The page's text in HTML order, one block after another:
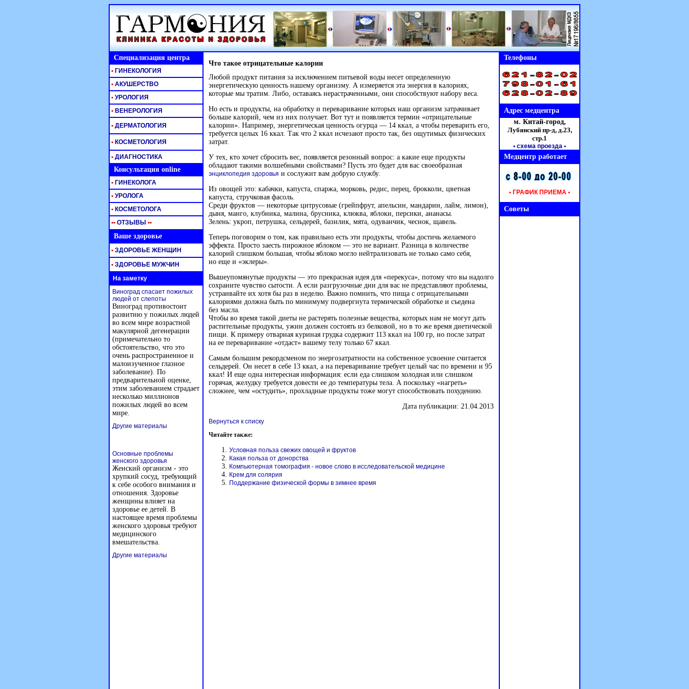
Специализация центра Что такое отрицательные калории
Любой продукт питания за исключением питьевой воды несет определенную
энергетическую ценность нашему организму. А измеряется эта энергия в калориях,
которые мы тратим. Либо, оставаясь нерастраченными, они способствуют набору веса.
Но есть и продукты, на обработку и переваривание которых наш организм затрачивает
больше калорий, чем из них получает. Вот тут и появляется термин «отрицательные
калории». Например, энергетическая ценность огурца — 14 ккал, а чтобы переварить его,
требуется целых 16 ккал. Так что 2 ккал исчезают просто так, без ощутимых физических
затрат.
У тех, кто хочет сбросить вес, появляется резонный вопрос: а какие еще продукты
обладают такими волшебными свойствами? Пусть это будет для вас своеобразная
энциклопедия здоровья и сослужит вам добрую службу.
Из овощей это: кабачки, капуста, спаржа, морковь, редис, перец, брокколи, цветная
капуста, стручковая фасоль.
Среди фруктов — некоторые цитрусовые (грейпфрут, апельсин, мандарин, лайм, лимон),
дыня, манго, клубника, малина, брусника, клюква, яблоки, персики, ананасы.
Зелень: укроп, петрушка, сельдерей, базилик, мята, одуванчик, чеснок, щавель.
Теперь поговорим о том, как правильно есть эти продукты, чтобы достичь желаемого
эффекта. Просто заесть пирожное яблоком — это не вариант. Разница в количестве
калорий слишком большая, чтобы яблоко могло нейтрализовать не только само себя,
но еще и «эклеры».
Вышеупомянутые продукты — это прекрасная идея для «перекуса», потому что вы надолго
сохраните чувство сытости. А если разгрузочные дни для вас не представляют проблемы,
устраивайте их хотя бы раз в неделю. Важно помнить, что пища с отрицательными
калориями должна быть по минимуму подвергнута термической обработке и съедена
без масла.
Чтобы во время такой диеты не растерять полезные вещества, которых нам не могут дать
растительные продукты, ужин должен состоять из белковой, но в то же время диетической
пищи. К примеру отварная куриная грудка содержит 113 ккал на 100 гр, но после затрат
на ее переваривание «отдаст» вашему телу только 67 ккал.
Самым большим рекордсменом по энергозатратности на собственное усвоение считается
сельдерей. Он несет в себе 13 ккал, а на переваривание требует целый час по времени и 95
ккал! И еще одна интересная информация: если еда слишком холодная или слишком
горячая, желудку требуется довести ее до температуры тела. А поскольку «нагреть»
сложнее, чем «остудить», прохладные продукты тоже могут способствовать похудению.
Дата публикации: 21.04.2013
Вернуться к списку
Читайте также:
Условная польза свежих овощей и фруктов
Какая польза от донорства
Компьютерная томография - новое слово в исследовательской медицине
Крем для солярия
Поддержание физической формы в зимнее время
Телефоны
• ГИНЕКОЛОГИЯ
• АКУШЕРСТВО
• УРОЛОГИЯ
• ВЕНЕРОЛОГИЯ Адрес медцентра
• ДЕРМАТОЛОГИЯ
м. Китай-город,
Лубянский пр-д, д.23,
стр.1
• схема проезда •
• КОСМЕТОЛОГИЯ
• ДИАГНОСТИКА
Медцентр работает
Консультация online
• ГРАФИК ПРИЕМА •
• ГИНЕКОЛОГА
• УРОЛОГА
• КОСМЕТОЛОГА Советы
•• ОТЗЫВЫ ••
Ваше здоровье
• ЗДОРОВЬЕ ЖЕНЩИН
• ЗДОРОВЬЕ МУЖЧИН
На заметку
Виноград спасает пожилых
людей от слепоты
Виноград противостоит
развитию у пожилых людей
во всем мире возрастной
макулярной дегенерации
(примечательно то
обстоятельство, что это
очень распространенное и
малоизученное глазное
заболевание). По
предварительной оценке,
этим заболеванием страдает
несколько миллионов
пожилых людей во всем
мире.
Другие материалы
Основные проблемы
женского здоровья
Женский организм - это
хрупкий сосуд, требующий
к себе особого внимания и
отношения. Здоровье
женщины влияет на
здоровье ее детей. В
настоящее время проблемы
женского здоровья требуют
медицинского
вмешательства.
Другие материалы